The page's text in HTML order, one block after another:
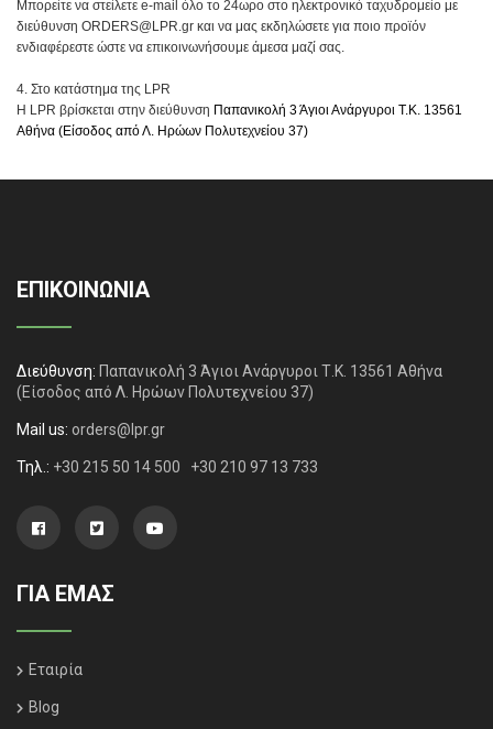
Μπορείτε να στείλετε e-mail όλο το 24ωρο στο ηλεκτρονικό ταχυδρομείο με
διεύθυνση ORDERS@LPR.gr και να μας εκδηλώσετε για ποιο προϊόν
ενδιαφέρεστε ώστε να επικοινωνήσουμε άμεσα μαζί σας.
4. Στo κατάστημα της LPR
Η LPR βρίσκεται στην διεύθυνση Παπανικολή 3 Άγιοι Ανάργυροι Τ.Κ. 13561
Αθήνα (Είσοδος από Λ. Ηρώων Πολυτεχνείου 37)
ΕΠΙΚΟΙΝΩΝΙΑ
Διεύθυνση: Παπανικολή 3 Άγιοι Ανάργυροι Τ.Κ. 13561 Αθήνα
(Είσοδος από Λ. Ηρώων Πολυτεχνείου 37)
Mail us: orders@lpr.gr
Τηλ.: +30 215 50 14 500 +30 210 97 13 733
ΓΙΑ ΕΜΑΣ
Εταιρία
Blog